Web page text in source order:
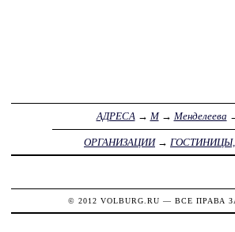
АДРЕСА→ М→ Менделеева
ОРГАНИЗАЦИИ→
© 2012 VOLBURG.RU — ВСЕ ПРАВА